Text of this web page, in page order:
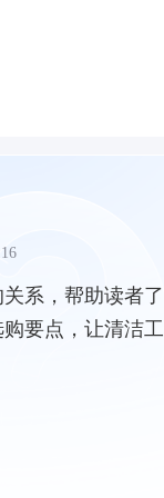
系，帮助读者了
要点，让清洁工